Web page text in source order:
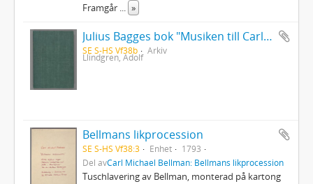
Framgår
»
Julius Bagges bok "Musiken till Carl Michael Bellmans sånger, arrangerade af E. Drake" med Adolf Lindgrens anteckningar
SE S-HS Vf38b Arkiv
Llindgren, Adolf
Bellmans likprocession
SE S-HS Vf38:3 Enhet
1793
Del avCarl Michael Bellman: Bellmans likprocession
Tuschlavering av Bellman, monterad på kartong